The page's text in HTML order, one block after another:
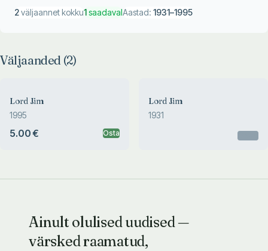
2väljaannet kokku1saadavalAastad: 1931–1995
Väljaanded (2)
Lord Jim
1995
5.00 € Osta
Lord Jim
1931
Ainult olulised uudised —
värsked raamatud,